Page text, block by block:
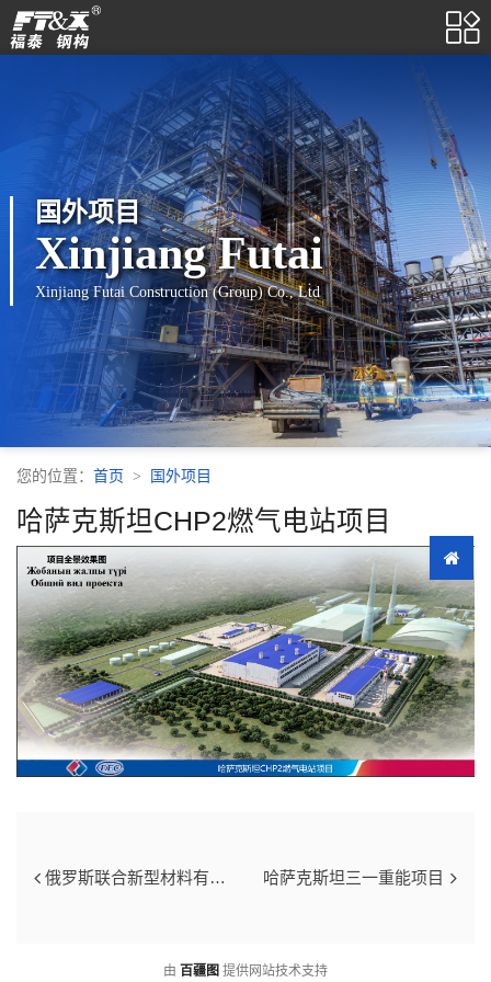

国外项目
Xinjiang Futai
Xinjiang Futai Construction (Group) Co., Ltd
您的位置： 首页 国外项目
哈萨克斯坦CHP2燃气电站项目
俄罗斯联合新型材料有限公司伊热夫斯克工厂项目 哈萨克斯坦三一重能项目
由 百疆图 提供网站技术支持